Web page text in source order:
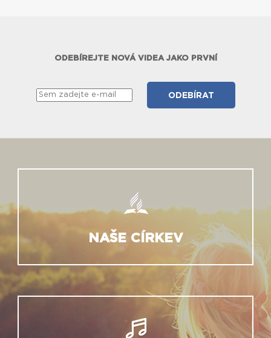
ODEBÍREJTE NOVÁ VIDEA JAKO PRVNÍ
NAŠE CÍRKEV